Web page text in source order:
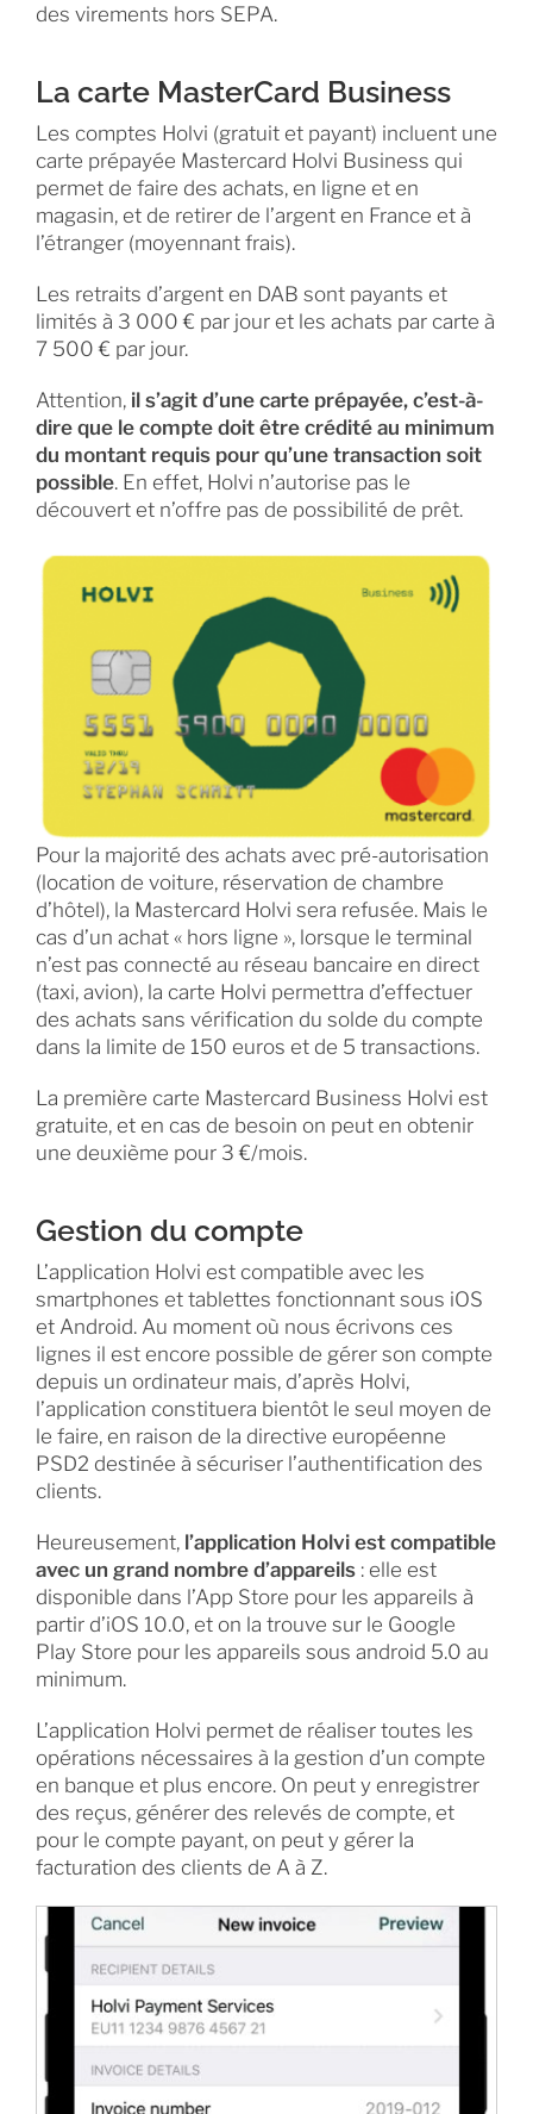
des virements hors SEPA.
La carte MasterCard Business
Les comptes Holvi (gratuit et payant) incluent une
carte prépayée Mastercard Holvi Business qui
permet de faire des achats, en ligne et en
magasin, et de retirer de l’argent en France et à
l’étranger (moyennant frais).
Les retraits d’argent en DAB sont payants et
limités à 3 000 € par jour et les achats par carte à
7 500 € par jour.
Attention, il s’agit d’une carte prépayée, c’est-à-
dire que le compte doit être crédité au minimum
du montant requis pour qu’une transaction soit
possible. En effet, Holvi n’autorise pas le
découvert et n’offre pas de possibilité de prêt.
Pour la majorité des achats avec pré-autorisation
(location de voiture, réservation de chambre
d’hôtel), la Mastercard Holvi sera refusée. Mais le
cas d’un achat « hors ligne », lorsque le terminal
n’est pas connecté au réseau bancaire en direct
(taxi, avion), la carte Holvi permettra d’effectuer
des achats sans vérification du solde du compte
dans la limite de 150 euros et de 5 transactions.
La première carte Mastercard Business Holvi est
gratuite, et en cas de besoin on peut en obtenir
une deuxième pour 3 €/mois.
Gestion du compte
L’application Holvi est compatible avec les
smartphones et tablettes fonctionnant sous iOS
et Android. Au moment où nous écrivons ces
lignes il est encore possible de gérer son compte
depuis un ordinateur mais, d’après Holvi,
l’application constituera bientôt le seul moyen de
le faire, en raison de la directive européenne
PSD2 destinée à sécuriser l’authentification des
clients.
Heureusement, l’application Holvi est compatible
avec un grand nombre d’appareils : elle est
disponible dans l’App Store pour les appareils à
partir d’iOS 10.0, et on la trouve sur le Google
Play Store pour les appareils sous android 5.0 au
minimum.
L’application Holvi permet de réaliser toutes les
opérations nécessaires à la gestion d’un compte
en banque et plus encore. On peut y enregistrer
des reçus, générer des relevés de compte, et
pour le compte payant, on peut y gérer la
facturation des clients de A à Z.